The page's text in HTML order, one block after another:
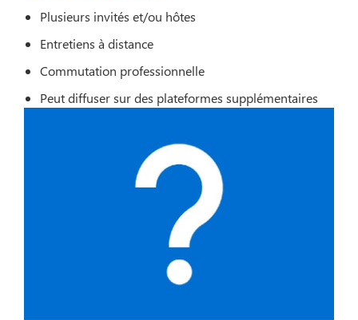
Plusieurs invités et/ou hôtes
Entretiens à distance
Commutation professionnelle
Peut diffuser sur des plateformes supplémentaires